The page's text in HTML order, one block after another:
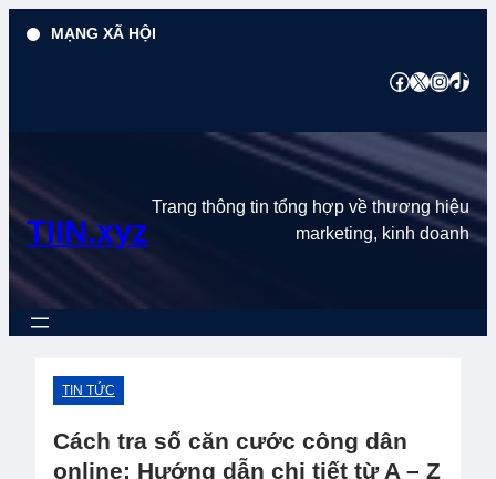
đến
MẠNG XÃ HỘI
Facebook XInstagramTikTok
TIIN.xyz
Trang thông tin tổng hợp về thương hiệu
marketing, kinh doanh
TIN TỨC
Cách tra số căn cước công dân
online: Hướng dẫn chi tiết từ A – Z